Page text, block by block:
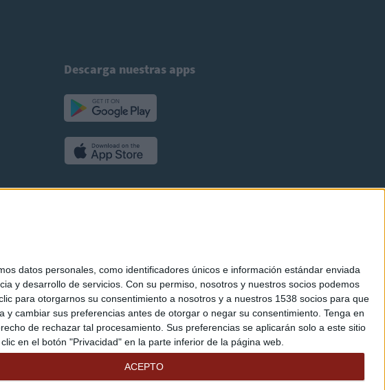
datos personales, como identificadores únicos e información estándar enviada
y desarrollo de servicios. Con su permiso, nosotros y nuestros socios podemos
para otorgarnos su consentimiento a nosotros y a nuestros 1538 socios para que
cambiar sus preferencias antes de otorgar o negar su consentimiento. Tenga en
de rechazar tal procesamiento. Sus preferencias se aplicarán solo a este sitio
en el botón "Privacidad" en la parte inferior de la página web.
ACEPTO
Descarga nuestras apps